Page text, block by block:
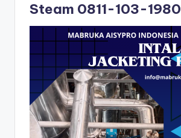
Steam 0811-103-1980